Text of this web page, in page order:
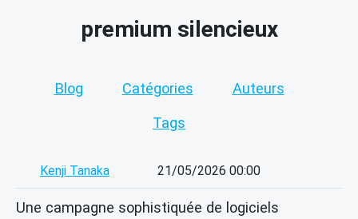
premium silencieux
Blog Catégories Auteurs
Tags
Kenji Tanaka 21/05/2026 00:00
Une campagne sophistiquée de logiciels